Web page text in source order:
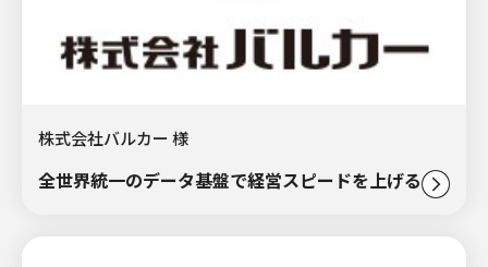
株式会社バルカー 様
全世界統一のデータ基盤で経営スピードを上げる。